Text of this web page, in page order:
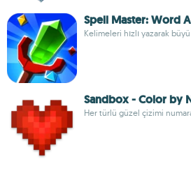
Spell Master: Word
Kelimeleri hızlı yazarak büyü
Sandbox - Color by
Her türlü güzel çizimi